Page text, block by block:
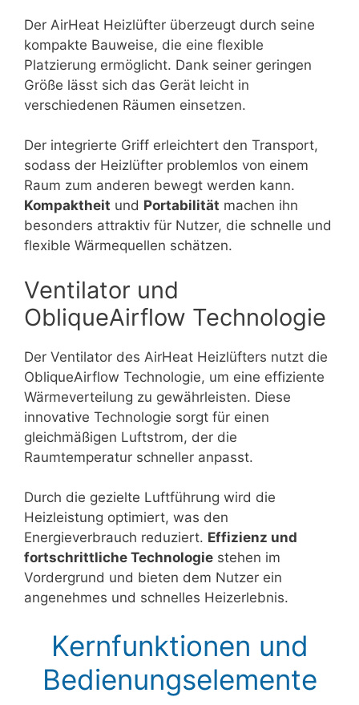
Der AirHeat Heizlüfter überzeugt durch seine
kompakte Bauweise, die eine flexible
Platzierung ermöglicht. Dank seiner geringen
Größe lässt sich das Gerät leicht in
verschiedenen Räumen einsetzen.
Der integrierte Griff erleichtert den Transport,
sodass der Heizlüfter problemlos von einem
Raum zum anderen bewegt werden kann.
Kompaktheit und Portabilität machen ihn
besonders attraktiv für Nutzer, die schnelle und
flexible Wärmequellen schätzen.
Ventilator und
ObliqueAirflow Technologie
Der Ventilator des AirHeat Heizlüfters nutzt die
ObliqueAirflow Technologie, um eine effiziente
Wärmeverteilung zu gewährleisten. Diese
innovative Technologie sorgt für einen
gleichmäßigen Luftstrom, der die
Raumtemperatur schneller anpasst.
Durch die gezielte Luftführung wird die
Heizleistung optimiert, was den
Energieverbrauch reduziert. Effizienz und
fortschrittliche Technologie stehen im
Vordergrund und bieten dem Nutzer ein
angenehmes und schnelles Heizerlebnis.
Kernfunktionen und
Bedienungselemente